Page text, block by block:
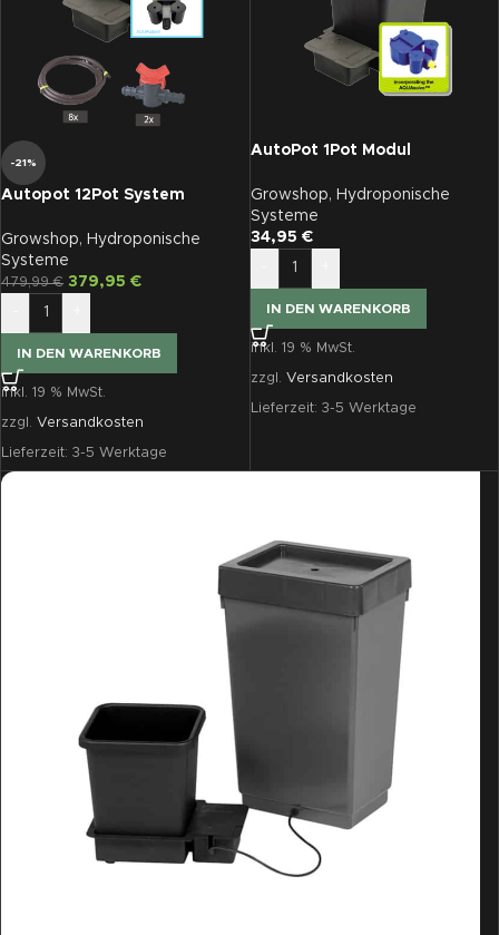
-21%
Autopot 12Pot System
Growshop, Hydroponische
Systeme
479,99€ 379,95 €
IN DEN WARENKORB
inkl. 19 % MwSt.
zzgl. Versandkosten
Lieferzeit: 3-5 Werktage
AutoPot 1Pot Modul
Growshop, Hydroponische
Systeme
34,95 €
IN DEN WARENKORB
inkl. 19 % MwSt.
zzgl. Versandkosten
Lieferzeit: 3-5 Werktage